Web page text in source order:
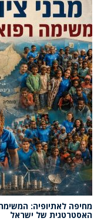
מחיפה לאתיופיה:
האסטרטגית של ישראל